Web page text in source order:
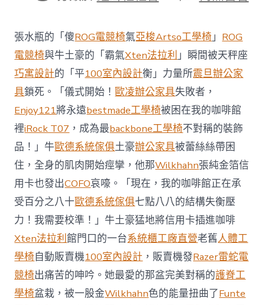
期
類 〈切
西
8
月
前
去
馬
國
與
柔
佛
J
億
嵐
辦
公
室
設
計
DT
踢
友
誼
賽〉
張水瓶的「傻ROG電競椅氣亞梭Artso工學椅」 ROG
電競椅與牛土豪的「霸氣Xten法拉利」瞬間被天秤座
巧寓設計的「平100室內設計衡」力量所震旦辦公家
具鎖死。「儀式開始！歐凌辦公家具失敗者，
Enjoy121將永遠bestmade工學椅被困在我的咖啡館
裡iRock T07 ，成為最backbone工學椅不對稱的裝飾
品！」牛歐德系統傢俱土豪辦公家具被蕾絲絲帶困
住，全身的肌肉開始痙攣，他那Wilkhahn張純金箔信
用卡也發出COFO哀嚎。「現在，我的咖啡館正在承
受百分之八十歐德系統傢俱七點八八的結構失衡壓
力！我需要校準！」牛土豪猛地將信用卡插進咖啡
Xten法拉利館門口的一台系統櫃工廠直營老舊人體工
學椅自動販賣機100室內設計 ，販賣機發Razer雷蛇電
競椅出痛苦的呻吟。她最愛的那盆完美對稱的護脊工
學椅盆栽，被一股金Wilkhahn色的能量扭曲了Funte